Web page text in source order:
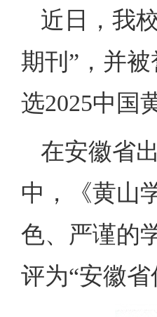
近日，我
期刊”，并
选2025中国
在安徽省
中，《黄山
色、严谨的
评为“安徽省